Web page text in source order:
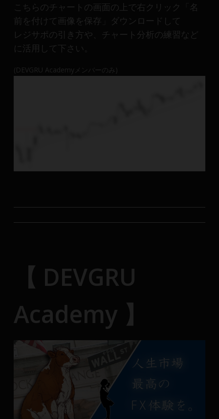
こちらのチャートの画面の上で右クリック「名
前を付けて画像を保存」ダウンロードして
レジサポの引き方や、チャート分析の練習など
に活用して下さい。
(DEVGRU Academyメンバーのみ)
【 DEVGRU
Academy 】